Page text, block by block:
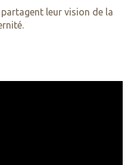
leur vision de la